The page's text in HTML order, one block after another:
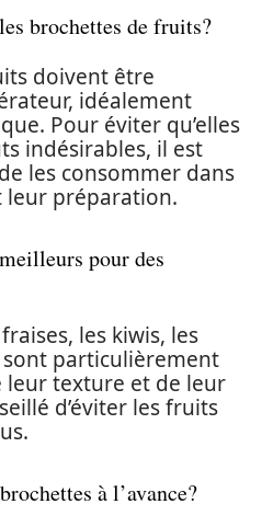
brochettes de fruits?
doivent être
idéalement
Pour éviter qu’elles
indésirables, il est
les consommer dans
leur préparation.
pour des
les kiwis, les
particulièrement
leur texture et de leur
d’éviter les fruits
à l’avance?